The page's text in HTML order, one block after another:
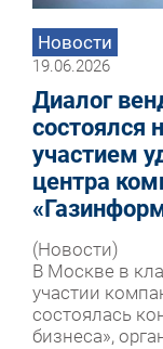
Новости
19.06.2026
Диалог
состоялся
участием
центра
(Новости)
В Москве в
участии
состоялась
бизнеса»,